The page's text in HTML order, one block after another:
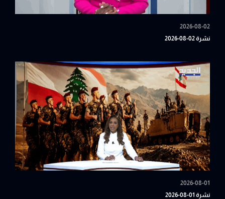
2026-08-02
نشرة 02-08-2026
2026-08-01
نشرة 01-08-2026